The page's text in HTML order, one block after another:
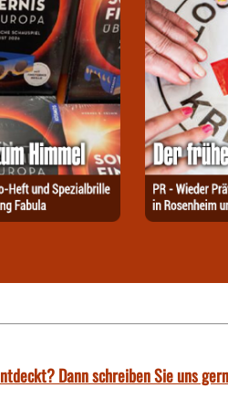
Dann schreiben Sie uns